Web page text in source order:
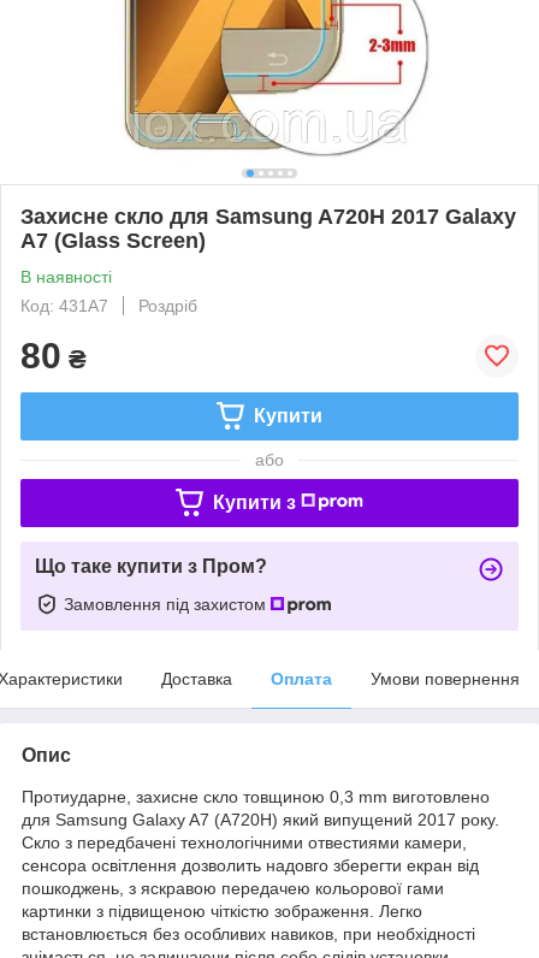
Захисне скло для Samsung A720H 2017 Galaxy
A7 (Glass Screen)
В наявності
Код: 431A7
Роздріб
80 ₴
Купити
або
Купити з
Що таке купити з Пром?
Замовлення під захистом
Доставка Оплата Умови повернення
Опис
Протиударне, захисне скло товщиною 0,3 mm виготовлено
для Samsung Galaxy A7 (A720H) який випущений 2017 року.
Скло з передбачені технологічними отвестиями камери,
сенсора освітлення дозволить надовго зберегти екран від
пошкоджень, з яскравою передачею кольорової гами
картинки з підвищеною чіткістю зображення. Легко
встановлюється без особливих навиков, при необхідності